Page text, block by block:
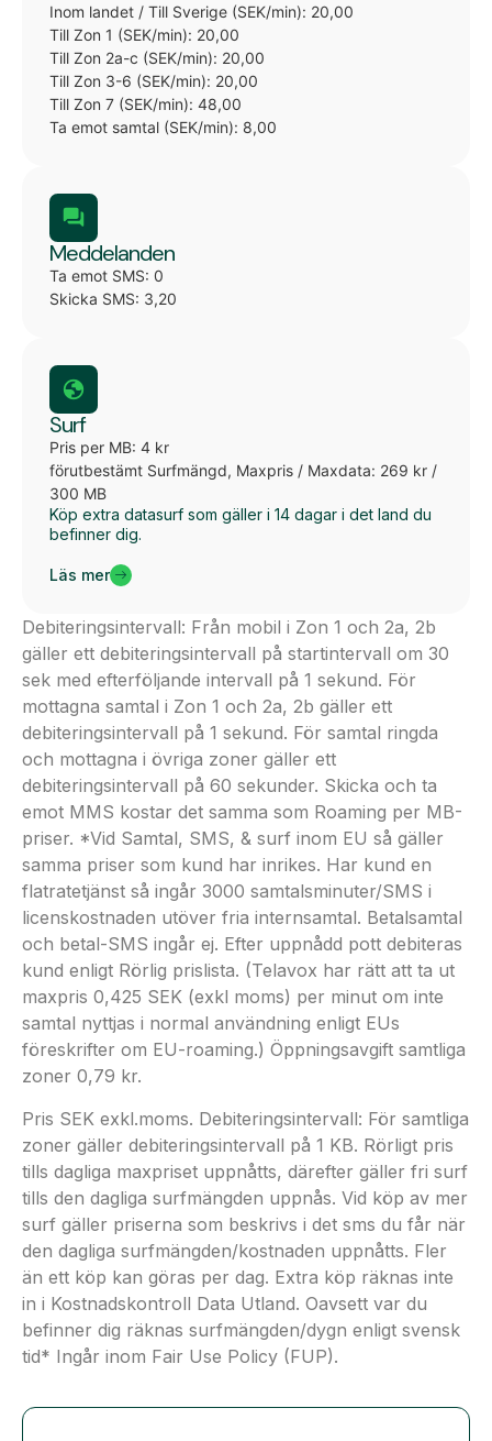
Inom landet / Till Sverige (SEK/min): 20,00
Till Zon 1 (SEK/min): 20,00
Till Zon 2a-c (SEK/min): 20,00
Till Zon 3-6 (SEK/min): 20,00
Till Zon 7 (SEK/min): 48,00
Ta emot samtal (SEK/min): 8,00
Meddelanden
Ta emot SMS: 0
Skicka SMS: 3,20
Surf
Pris per MB: 4 kr
förutbestämt Surfmängd, Maxpris / Maxdata: 269 kr /
300 MB
Köp extra datasurf som gäller i 14 dagar i det land du
befinner dig.
Läs mer
Debiteringsintervall: Från mobil i Zon 1 och 2a, 2b
gäller ett debiteringsintervall på startintervall om 30
sek med efterföljande intervall på 1 sekund. För
mottagna samtal i Zon 1 och 2a, 2b gäller ett
debiteringsintervall på 1 sekund. För samtal ringda
och mottagna i övriga zoner gäller ett
debiteringsintervall på 60 sekunder. Skicka och ta
emot MMS kostar det samma som Roaming per MB-
priser. *Vid Samtal, SMS, & surf inom EU så gäller
samma priser som kund har inrikes. Har kund en
flatratetjänst så ingår 3000 samtalsminuter/SMS i
licenskostnaden utöver fria internsamtal. Betalsamtal
och betal-SMS ingår ej. Efter uppnådd pott debiteras
kund enligt Rörlig prislista. (Telavox har rätt att ta ut
maxpris 0,425 SEK (exkl moms) per minut om inte
samtal nyttjas i normal användning enligt EUs
föreskrifter om EU-roaming.) Öppningsavgift samtliga
zoner 0,79 kr.
Pris SEK exkl.moms. Debiteringsintervall: För samtliga
zoner gäller debiteringsintervall på 1 KB. Rörligt pris
tills dagliga maxpriset uppnåtts, därefter gäller fri surf
tills den dagliga surfmängden uppnås. Vid köp av mer
surf gäller priserna som beskrivs i det sms du får när
den dagliga surfmängden/kostnaden uppnåtts. Fler
än ett köp kan göras per dag. Extra köp räknas inte
in i Kostnadskontroll Data Utland. Oavsett var du
befinner dig räknas surfmängden/dygn enligt svensk
tid* Ingår inom Fair Use Policy (FUP).